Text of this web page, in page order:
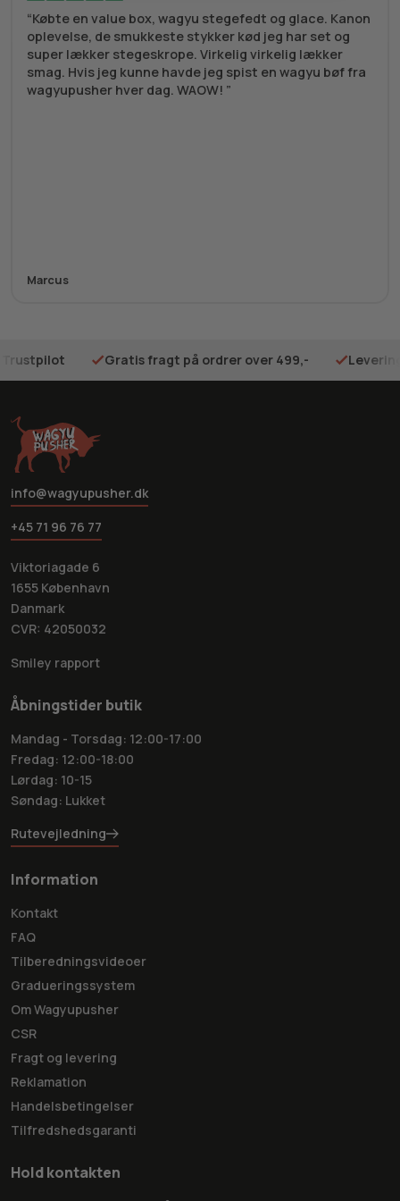
Købte en value box, wagyu stegefedt og glace. Kanon
oplevelse, de smukkeste stykker kød jeg har set og
super lækker stegeskrope. Virkelig virkelig lækker
smag. Hvis jeg kunne havde jeg spist en wagyu bøf fra
wagyupusher hver dag. WAOW!
Marcus
Trustpilot Gratis fragt på ordrer over 499,-
info@wagyupusher.dk
+45 71 96 76 77
Viktoriagade 6
1655 København
Danmark
CVR: 42050032
Smiley rapport
Åbningstider butik
Mandag - Torsdag: 12:00-17:00
Fredag: 12:00-18:00
Lørdag: 10-15
Søndag: Lukket
Rutevejledning
Information
Kontakt
FAQ
Tilberedningsvideoer
Gradueringssystem
Om Wagyupusher
CSR
Fragt og levering
Reklamation
Handelsbetingelser
Tilfredshedsgaranti
Hold kontakten